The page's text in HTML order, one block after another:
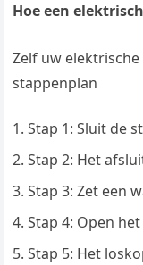
Hoe een
Zelf uw
stappenplan
Stap 1: Sluit de
Stap 2: Het
Stap 3: Zet een
Stap 4: Open
Stap 5: Het